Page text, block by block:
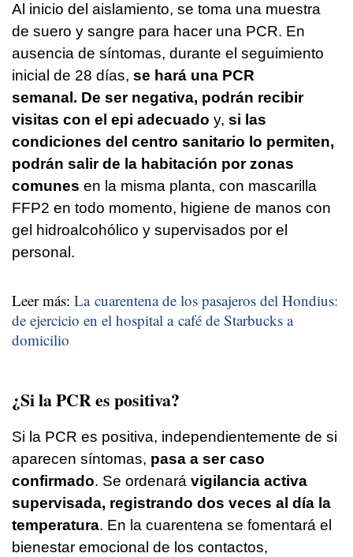
Al inicio del aislamiento, se toma una muestra
de suero y sangre para hacer una PCR. En
ausencia de síntomas, durante el seguimiento
inicial de 28 días, se hará una PCR
semanal. De ser negativa, podrán recibir
visitas con el epi adecuado y, si las
condiciones del centro sanitario lo permiten,
podrán salir de la habitación por zonas
comunes en la misma planta, con mascarilla
FFP2 en todo momento, higiene de manos con
gel hidroalcohólico y supervisados por el
personal.
Leer más: La cuarentena de los pasajeros del Hondius:
de ejercicio en el hospital a café de Starbucks a
domicilio
¿Si la PCR es positiva?
Si la PCR es positiva, independientemente de si
aparecen síntomas, pasa a ser caso
confirmado. Se ordenará vigilancia activa
supervisada, registrando dos veces al día la
temperatura. En la cuarentena se fomentará el
bienestar emocional de los contactos,